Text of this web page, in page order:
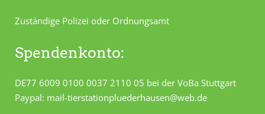
Zuständige Polizei oder Ordnungsamt
Spendenkonto:
DE77 6009 0100 0037 2110 05 bei der VoBa Stuttgart
Paypal: mail-tierstationpluederhausen@web.de